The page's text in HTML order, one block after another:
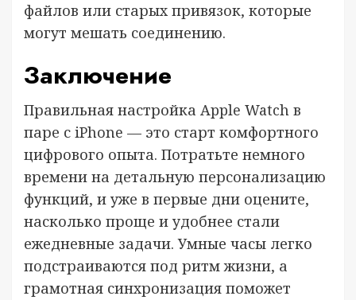
файлов или старых привязок, которые
могут мешать соединению.
Заключение
Правильная настройка Apple Watch в
паре с iPhone — это старт комфортного
цифрового опыта. Потратьте немного
времени на детальную персонализацию
функций, и уже в первые дни оцените,
насколько проще и удобнее стали
ежедневные задачи. Умные часы легко
подстраиваются под ритм жизни, а
грамотная синхронизация поможет